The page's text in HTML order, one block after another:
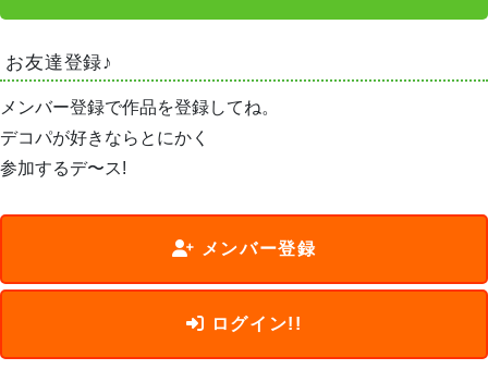
お友達登録♪
メンバー登録で作品を登録してね。
デコパが好きならとにかく
参加するデ〜ス!
メンバー登録
ログイン!!